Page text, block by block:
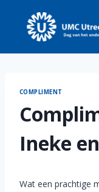
content
COMPLIMENT
Ineke
Wat een prachtige